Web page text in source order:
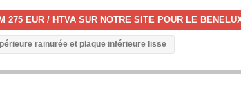
275 EUR / HTVA SUR NOTRE SITE POUR LE
rainurée et plaque inférieure lisse